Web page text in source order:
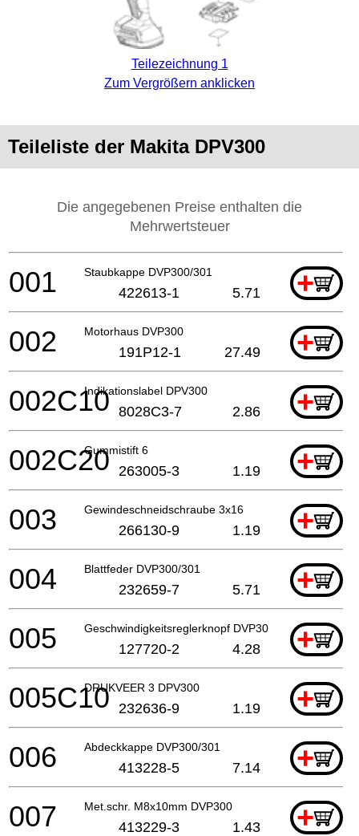
Teilezeichnung 1
Zum Vergrößern anklicken
Teileliste der Makita DPV300
Die angegebenen Preise enthalten die
Mehrwertsteuer
Staubkappe DVP300/301 +
001 422613-1 5.71
Motorhaus DVP300 +
002 191P12-1 27.49
Indikationslabel DPV300 +
002C10 8028C3-7 2.86
Gummistift 6 +
002C20 263005-3 1.19
Gewindeschneidschraube 3x16 +
003 266130-9 1.19
Blattfeder DVP300/301 +
004 232659-7 5.71
Geschwindigkeitsreglerknopf DVP300/301+
005 127720-2 4.28
DRUKVEER 3 DPV300 +
005C10 232636-9 1.19
Abdeckkappe DVP300/301 +
006 413228-5 7.14
Met.schr. M8x10mm DVP300 +
007 413229-3 1.43